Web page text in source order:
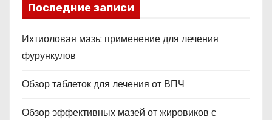
Последние записи
Ихтиоловая мазь: применение для лечения
фурункулов
Обзор таблеток для лечения от ВПЧ
Обзор эффективных мазей от жировиков с